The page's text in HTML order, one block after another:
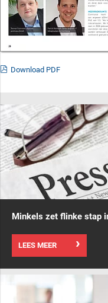
Download PDF
Minkels zet flinke stap
LEES MEER